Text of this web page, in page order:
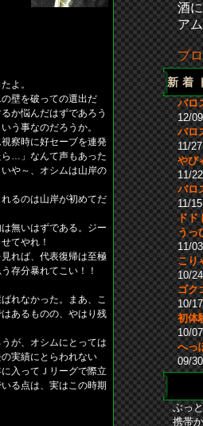
よ。
壁を破っての選出だ
か悩んだはずであろう
う事なのだろうか。
察時に好セーブを連発
ら…」なんて声もあった
や～、オシムは山岸の
るのは山岸が初めてだ
無いはずである。ジー
てやれ！
れば、代表復帰は至極
存分暴れてこい！！
れなかった。まあ、こ
あるものの、やはり残
が、オシムにとっては
実績にとらわれない
入ってＪリーグで際立
る点は、実はこの時期
酒
ア
プ
新着
バロ
12/
バロ
11/
やび
11/
バロ
11/
ドド
うっ
11/
こり
10/
ゴク
10/
初体
10/
へっ
09/
ぶっ
携帯